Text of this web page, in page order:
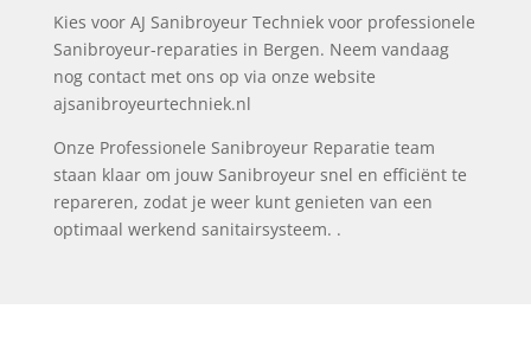
Kies voor AJ Sanibroyeur Techniek voor professionele
Sanibroyeur-reparaties in Bergen. Neem vandaag
nog contact met ons op via onze website
ajsanibroyeurtechniek.nl
Onze Professionele Sanibroyeur Reparatie team
staan klaar om jouw Sanibroyeur snel en efficiënt te
repareren, zodat je weer kunt genieten van een
optimaal werkend sanitairsysteem. .